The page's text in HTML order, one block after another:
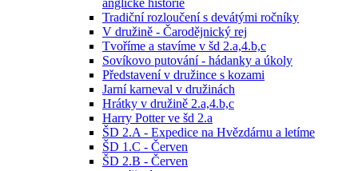
Tradiční rozloučení s devátými ročníky
V družině - Čarodějnický rej
Tvoříme a stavíme v šd 2.a,4.b,c
Sovíkovo putování - hádanky a úkoly
Představení v družince s kozami
Jarní karneval v družinách
Hrátky v družině 2.a,4.b,c
Harry Potter ve šd 2.a
ŠD 2.A - Expedice na Hvězdárnu a letíme
ŠD 1.C - Červen
ŠD 2.B - Červen